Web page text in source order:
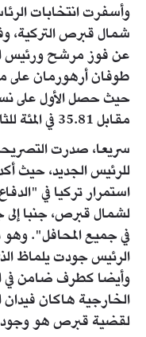
وأسفرت انتخابات
شمال قبرص التركية،
عن فوز مرشح ورئيس
طوفان أرهورمان على
مقابل 35.81 في المئة للثاني.
سريعا، صدرت
للرئيس الجديد، حيث
استمرار تركيا في
لشمال قبرص، جنبا إلى
في جميع المحافل". وهو
الرئيس جودت يلماظ
وأيضا كطرف ضامن في
الخارجية هاكان
لقضية قبرص هو وجود